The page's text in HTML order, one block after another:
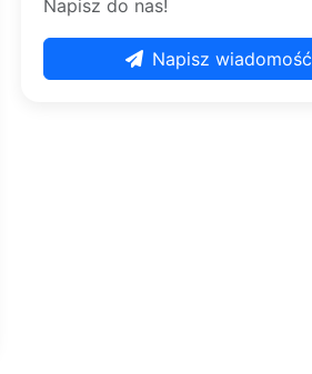
Napisz do nas!
Napisz wiadomość